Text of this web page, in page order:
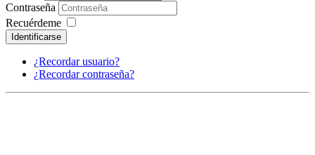
Contraseña
Recuérdeme
Identificarse
¿Recordar usuario?
¿Recordar contraseña?